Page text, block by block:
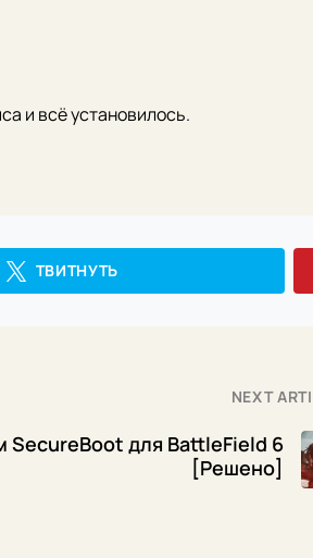
и всё установилось.
ТВИТНУТЬ
NEXT
SecureBoot для BattleField 6
[Решено]